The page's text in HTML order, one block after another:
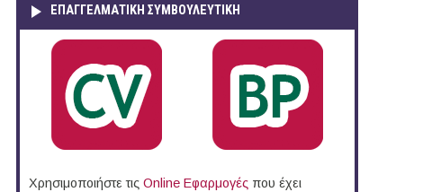
ΕΠΑΓΓΕΛΜΑΤΙΚΉ ΣΥΜΒΟΥΛΕΥΤΙΚΉ
Χρησιμοποιήστε τις Online Eφαρμογές που έχει